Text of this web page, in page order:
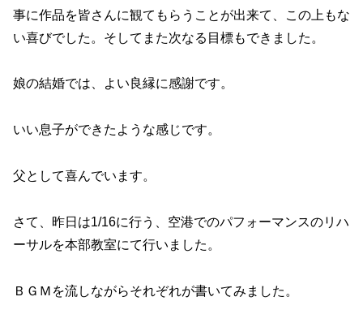
事に作品を皆さんに観てもらうことが出来て、この上もな
い喜びでした。そしてまた次なる目標もできました。
娘の結婚では、よい良縁に感謝です。
いい息子ができたような感じです。
父として喜んでいます。
さて、昨日は1/16に行う、空港でのパフォーマンスのリハ
ーサルを本部教室にて行いました。
ＢＧＭを流しながらそれぞれが書いてみました。